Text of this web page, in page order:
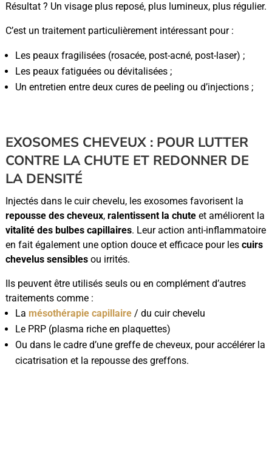
Résultat ? Un visage plus reposé, plus lumineux, plus régulier.
C’est un traitement particulièrement intéressant pour :
Les peaux fragilisées (rosacée, post-acné, post-laser) ;
Les peaux fatiguées ou dévitalisées ;
Un entretien entre deux cures de peeling ou d’injections ;
EXOSOMES CHEVEUX : POUR LUTTER
CONTRE LA CHUTE ET REDONNER DE
LA DENSITÉ
Injectés dans le cuir chevelu, les exosomes favorisent la
repousse des cheveux, ralentissent la chuteet améliorent la
vitalité des bulbes capillaires. Leur action anti-inflammatoire
en fait également une option douce et efficace pour les cuirs
chevelus sensiblesou irrités.
Ils peuvent être utilisés seuls ou en complément d’autres
traitements comme :
La mésothérapie capillaire/ du cuir chevelu
Le PRP (plasma riche en plaquettes)
Ou dans le cadre d’une greffe de cheveux, pour accélérer la
cicatrisation et la repousse des greffons.